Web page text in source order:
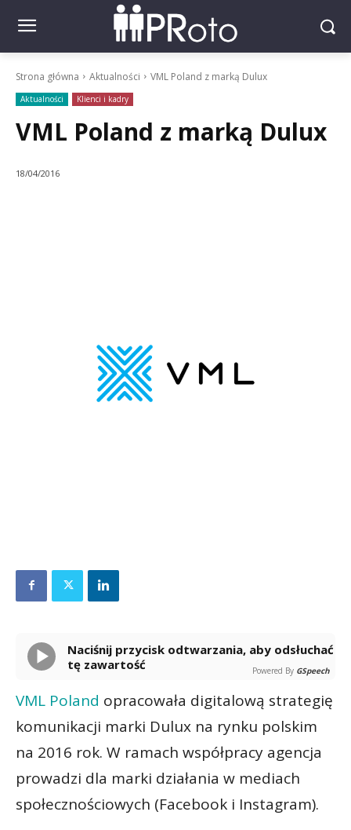
Strona główna Aktualności VML Poland z marką Dulux
Aktualności Klienci i kadry
VML Poland z marką Dulux
18/04/2016
Naciśnij przycisk odtwarzania, aby odsłuchać
tę zawartość
Powered By GSpeech
VML Poland opracowała digitalową strategię
komunikacji marki Dulux na rynku polskim
na 2016 rok. W ramach współpracy agencja
prowadzi dla marki działania w mediach
społecznościowych (Facebook i Instagram).